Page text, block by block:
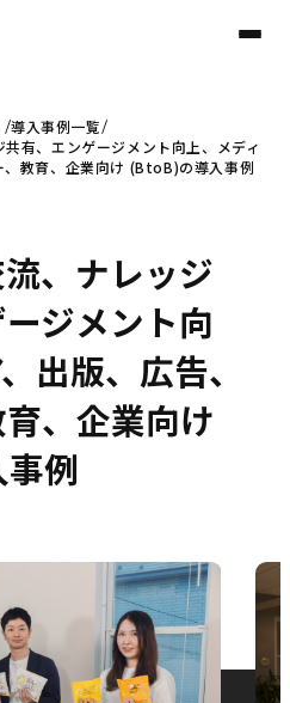
合わせ
導入事例一覧
有、エンゲージメント向上、メディ
、教育、企業向け (BtoB)の導入事例
、ナレッジ
ジメント向
出版、広告、
、企業向け
例